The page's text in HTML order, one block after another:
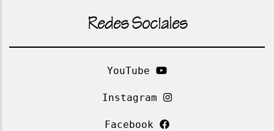
Redes Sociales
YouTube
Instagram
Facebook